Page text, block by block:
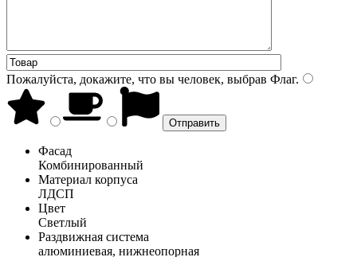
Пожалуйста, докажите, что вы человек, выбрав Флаг.
Фасад
Комбинированный
Материал корпуса
ЛДСП
Цвет
Светлый
Раздвижная система
алюминиевая, нижнеопорная